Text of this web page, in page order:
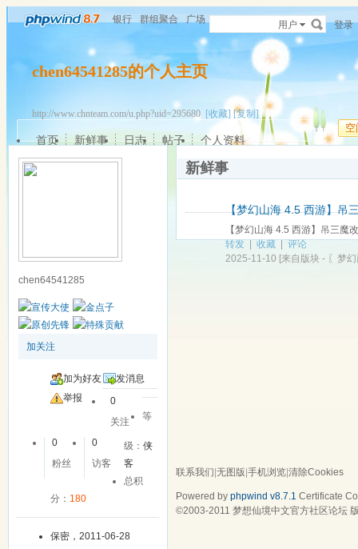
银行 群组聚合 广场 用户 登录
chen64541285的个人主页
http://www.chnteam.com/u.php?uid=295680 [收藏] [复制]
空
首页 新鲜事 日志 帖子 个人资料
chen64541285
加关注
加为好友
发消息
举报
0
关注
0
粉丝
0
访客
等
级：侠
客
总积
分： 180
保密，2011-06-28
新鲜事
【梦幻山海 4.5 西游】吊
【梦幻山海 4.5 西游】吊三魔
转发|收藏|评论
2025-11-10 [来自版块 - 〖梦
联系我们 无图版 手机浏览 清除Cookies
Powered by phpwind v8.7.1 Certificate
©2003-2011 梦想仙境中文官方社区论坛